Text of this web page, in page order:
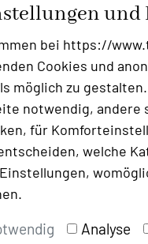
und
bei https://
Cookies und
möglich zu
notwendig,
für
welche
Analyse